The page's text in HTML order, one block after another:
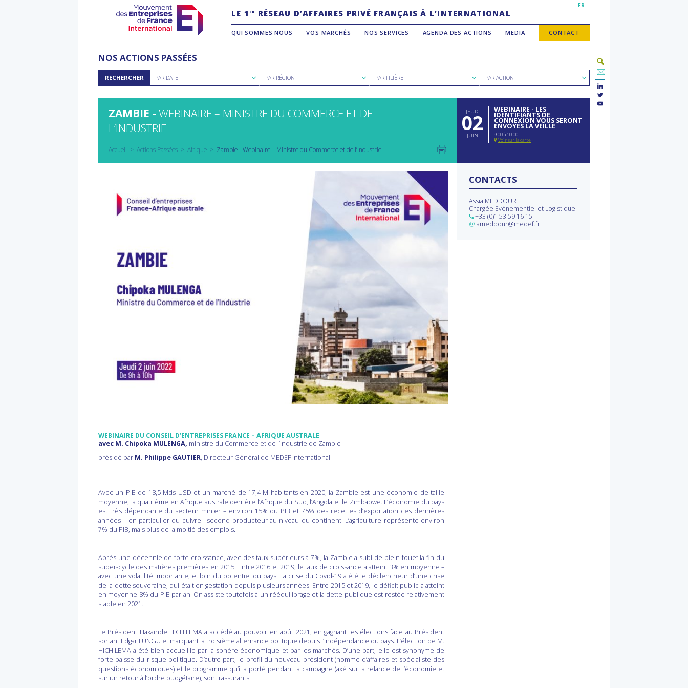
FR
LE 1 ER RÉSEAU D’AFFAIRES PRIVÉ FRANÇAIS À L’INTERNATIONAL
QUI SOMMES NOUS VOS MARCHÉS NOS SERVICES AGENDA DES ACTIONS MEDIA CONTACT
NOS ACTIONS PASSÉES
RECHERCHER
Rechercher
parPAR DATE
Rechercher
parPAR RÉGION
Rechercher
parPAR FILIÈRE
Rechercher
par
d'action
PAR ACTION
ZAMBIE - WEBINAIRE – MINISTRE DU COMMERCE ET DE
L’INDUSTRIE
Accueil Actions Passées Afrique Zambie - Webinaire – Ministre du Commerce et de l’Industrie
JEUDI
02
JUIN
WEBINAIRE - LES
IDENTIFIANTS DE
CONNEXION VOUS SERONT
ENVOYÉS LA VEILLE
9:00 à 10:00
Voir sur la carte
WEBINAIRE DU CONSEIL D’ENTREPRISES FRANCE – AFRIQUE AUSTRALE
avec M. Chipoka MULENGA, ministre du Commerce et de l’Industrie de Zambie
présidé par M. Philippe GAUTIER, Directeur Général de MEDEF International
Avec un PIB de 18,5 Mds USD et un marché de 17,4 M habitants en 2020, la Zambie est une économie de taille
moyenne, la quatrième en Afrique australe derrière l’Afrique du Sud, l’Angola et le Zimbabwe. L’économie du pays
est très dépendante du secteur minier – environ 15% du PIB et 75% des recettes d’exportation ces dernières
années – en particulier du cuivre : second producteur au niveau du continent. L’agriculture représente environ
7% du PIB, mais plus de la moitié des emplois.
Après une décennie de forte croissance, avec des taux supérieurs à 7%, la Zambie a subi de plein fouet la fin du
super-cycle des matières premières en 2015. Entre 2016 et 2019, le taux de croissance a atteint 3% en moyenne –
avec une volatilité importante, et loin du potentiel du pays. La crise du Covid-19 a été le déclencheur d’une crise
de la dette souveraine, qui était en gestation depuis plusieurs années. Entre 2015 et 2019, le déficit public a atteint
en moyenne 8% du PIB par an. On assiste toutefois à un rééquilibrage et la dette publique est restée relativement
stable en 2021.
Le Président Hakainde HICHILEMA a accédé au pouvoir en août 2021, en gagnant les élections face au Président
sortant Edgar LUNGU et marquant la troisième alternance politique depuis l’indépendance du pays. L’élection de M.
HICHILEMA a été bien accueillie par la sphère économique et par les marchés. D’une part, elle est synonyme de
forte baisse du risque politique. D’autre part, le profil du nouveau président (homme d’affaires et spécialiste des
questions économiques) et le programme qu’il a porté pendant la campagne (axé sur la relance de l’économie et
sur un retour à l’ordre budgétaire), sont rassurants.
CONTACTS
Assia MEDDOUR
Chargée Evénementiel et Logistique
+33 (0)1 53 59 16 15
@ ameddour@medef.fr